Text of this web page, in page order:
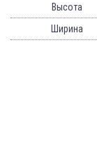
Высота
Ширина